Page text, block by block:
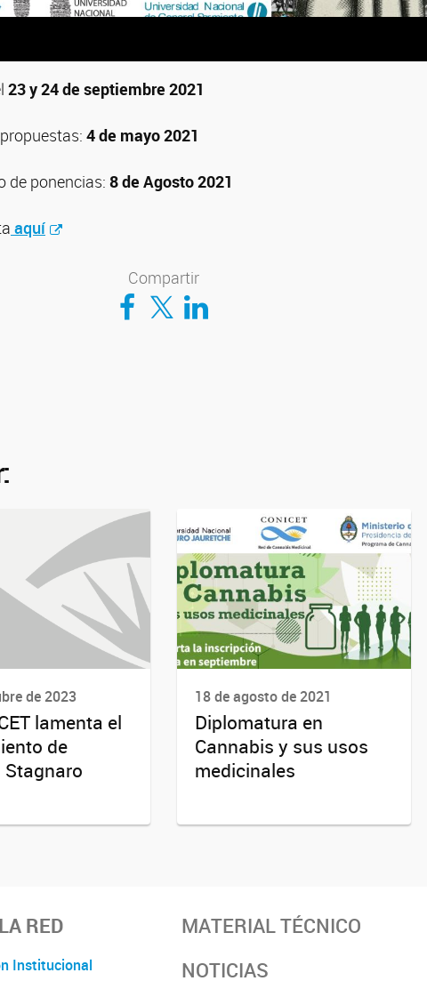
23 y 24 de septiembre 2021
4 de mayo 2021
de ponencias: 8 de Agosto 2021
aquí
Compartir
Compartir en Facebook Compartir en Twitter Compartir en LinkedIn
de 2023
lamenta el
de
18 de agosto de 2021
Diplomatura en
Cannabis y sus usos
medicinales
RED
Institucional
MATERIAL TÉCNICO
NOTICIAS